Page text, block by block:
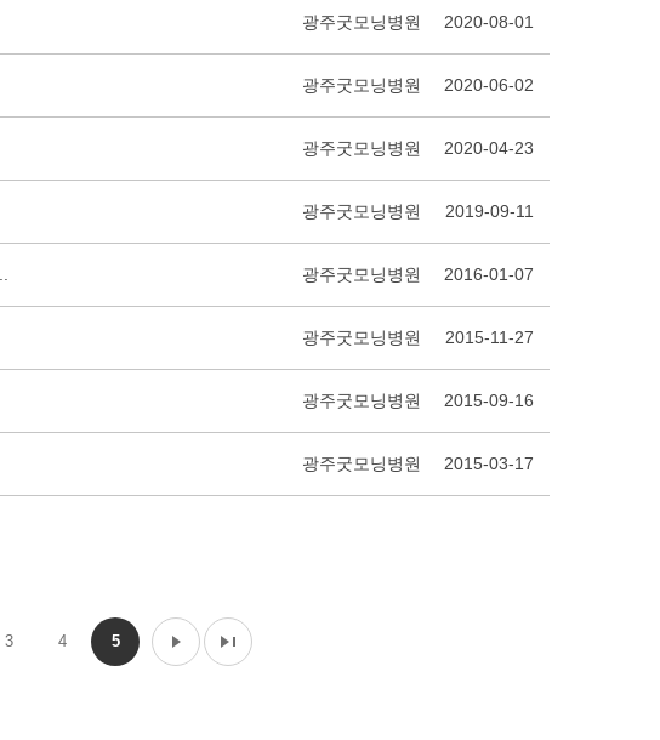
광주굿모닝병원 2020-08-01
광주굿모닝병원 2020-06-02
광주굿모닝병원 2020-04-23
광주굿모닝병원 2019-09-11
광주굿모닝병원 2016-01-07
광주굿모닝병원 2015-11-27
광주굿모닝병원 2015-09-16
광주굿모닝병원 2015-03-17
3 4 5